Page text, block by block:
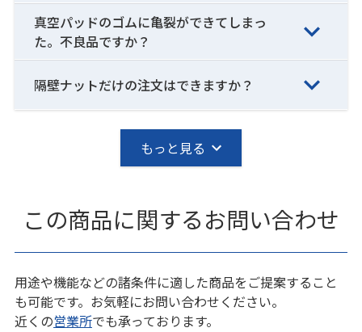
真空パッドのゴムに亀裂ができてしまっ
た。不良品ですか？
隔壁ナットだけの注文はできますか？
もっと見る
この商品に関するお問い合わせ
用途や機能などの諸条件に適した商品をご提案すること
も可能です。お気軽にお問い合わせください。
近くの営業所でも承っております。